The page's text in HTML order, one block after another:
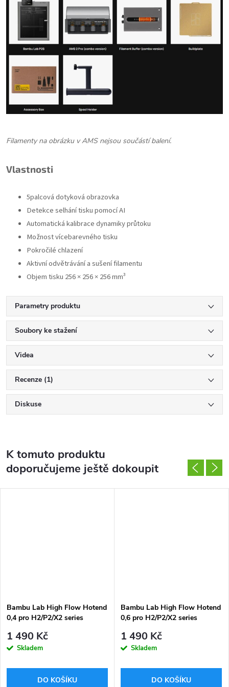
Filamenty na obrázku v AMS nejsou součástí balení.
Vlastnosti
5palcová dotyková obrazovka
Detekce selhání tisku pomocí AI
Automatická kalibrace dynamiky průtoku
Možnost vícebarevného tisku
Pokročilé chlazení
Aktivní odvětrávání a sušení filamentu
Objem tisku 256 × 256 × 256 mm³
Parametry produktu
Soubory ke stažení
Videa
Recenze (1)
Diskuse
K tomuto produktu
doporučujeme ještě dokoupit
Bambu Lab High Flow Hotend
0,4 pro H2/P2/X2 series
1 490 Kč
Skladem
DO KOŠÍKU
Bambu Lab High Flow Hotend
0,6 pro H2/P2/X2 series
1 490 Kč
Skladem
DO KOŠÍKU